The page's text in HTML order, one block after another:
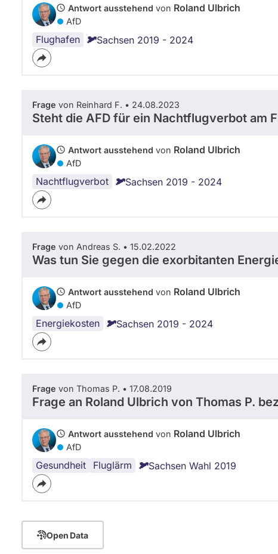
Antwort ausstehend von Roland Ulbrich
AfD
Flughafen Sachsen 2019 - 2024
Frage von Reinhard F. • 24.08.2023
Steht die AFD für ein Nachtflugverbot am
Antwort ausstehend von Roland Ulbrich
AfD
Nachtflugverbot Sachsen 2019 - 2024
Frage von Andreas S. • 15.02.2022
Was tun Sie gegen die exorbitanten
Antwort ausstehend von Roland Ulbrich
AfD
Energiekosten Sachsen 2019 - 2024
Frage von Thomas P. • 17.08.2019
Frage an Roland Ulbrich von Thomas P.
Antwort ausstehend von Roland Ulbrich
AfD
Gesundheit Fluglärm
Flughafen Sachsen Wahl 2019
Open Data